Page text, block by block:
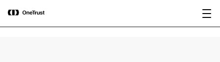
OneTrust nominata “Visionaria” nel
Magic Quadrant™ 2026 di Gartner®
per le piattaforme di governance